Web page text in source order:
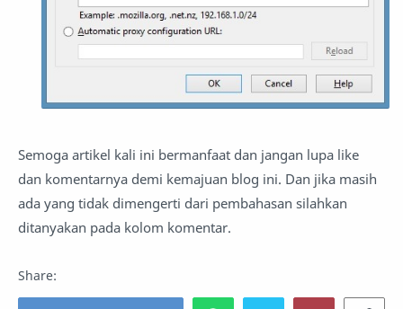
Semoga artikel kali ini bermanfaat dan jangan lupa like
dan komentarnya demi kemajuan blog ini. Dan jika masih
ada yang tidak dimengerti dari pembahasan silahkan
ditanyakan pada kolom komentar.